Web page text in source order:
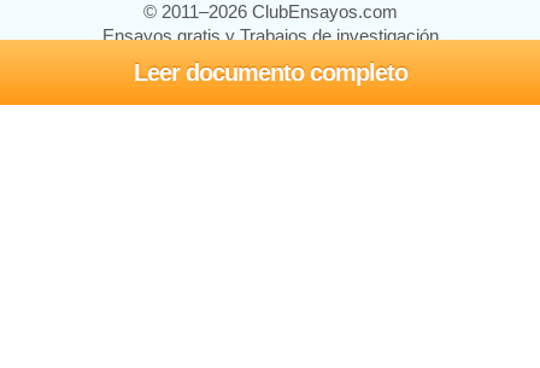
Leer documento completo
© 2011–2026 ClubEnsayos.com
Ensayos gratis y Trabajos de investigación